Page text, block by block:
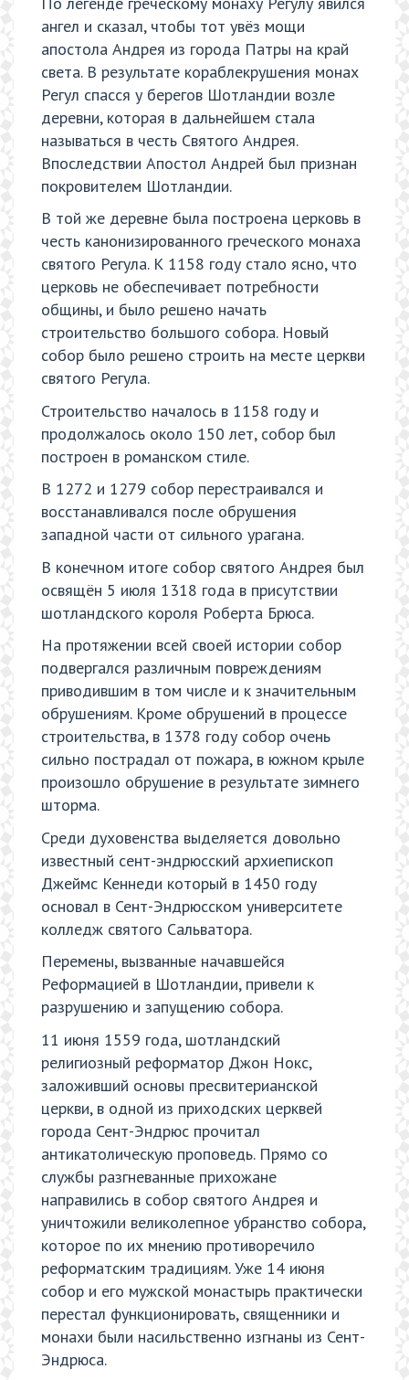
ангел и сказал, чтобы тот увёз мощи
апостола Андрея из города Патры на край
света. В результате кораблекрушения монах
Регул спасся у берегов Шотландии возле
деревни, которая в дальнейшем стала
называться в честь Святого Андрея.
Впоследствии Апостол Андрей был признан
покровителем Шотландии.
В той же деревне была построена церковь в
честь канонизированного греческого монаха
святого Регула. К 1158 году стало ясно, что
церковь не обеспечивает потребности
общины, и было решено начать
строительство большого собора. Новый
собор было решено строить на месте церкви
святого Регула.
Строительство началось в 1158 году и
продолжалось около 150 лет, собор был
построен в романском стиле.
В 1272 и 1279 собор перестраивался и
восстанавливался после обрушения
западной части от сильного урагана.
В конечном итоге собор святого Андрея был
освящён 5 июля 1318 года в присутствии
шотландского короля Роберта Брюса.
На протяжении всей своей истории собор
подвергался различным повреждениям
приводившим в том числе и к значительным
обрушениям. Кроме обрушений в процессе
строительства, в 1378 году собор очень
сильно пострадал от пожара, в южном крыле
произошло обрушение в результате зимнего
шторма.
Среди духовенства выделяется довольно
известный сент-эндрюсский архиепископ
Джеймс Кеннеди который в 1450 году
основал в Сент-Эндрюсском университете
колледж святого Сальватора.
Перемены, вызванные начавшейся
Реформацией в Шотландии, привели к
разрушению и запущению собора.
11 июня 1559 года, шотландский
религиозный реформатор Джон Нокс,
заложивший основы пресвитерианской
церкви, в одной из приходских церквей
города Сент-Эндрюс прочитал
антикатолическую проповедь. Прямо со
службы разгневанные прихожане
направились в собор святого Андрея и
уничтожили великолепное убранство собора,
которое по их мнению противоречило
реформатским традициям. Уже 14 июня
собор и его мужской монастырь практически
перестал функционировать, священники и
монахи были насильственно изгнаны из Сент-
Эндрюса.